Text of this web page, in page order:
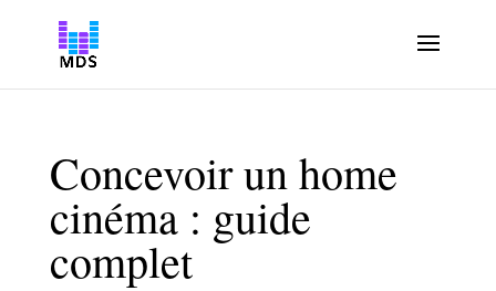
Concevoir un home
cinéma : guide
complet